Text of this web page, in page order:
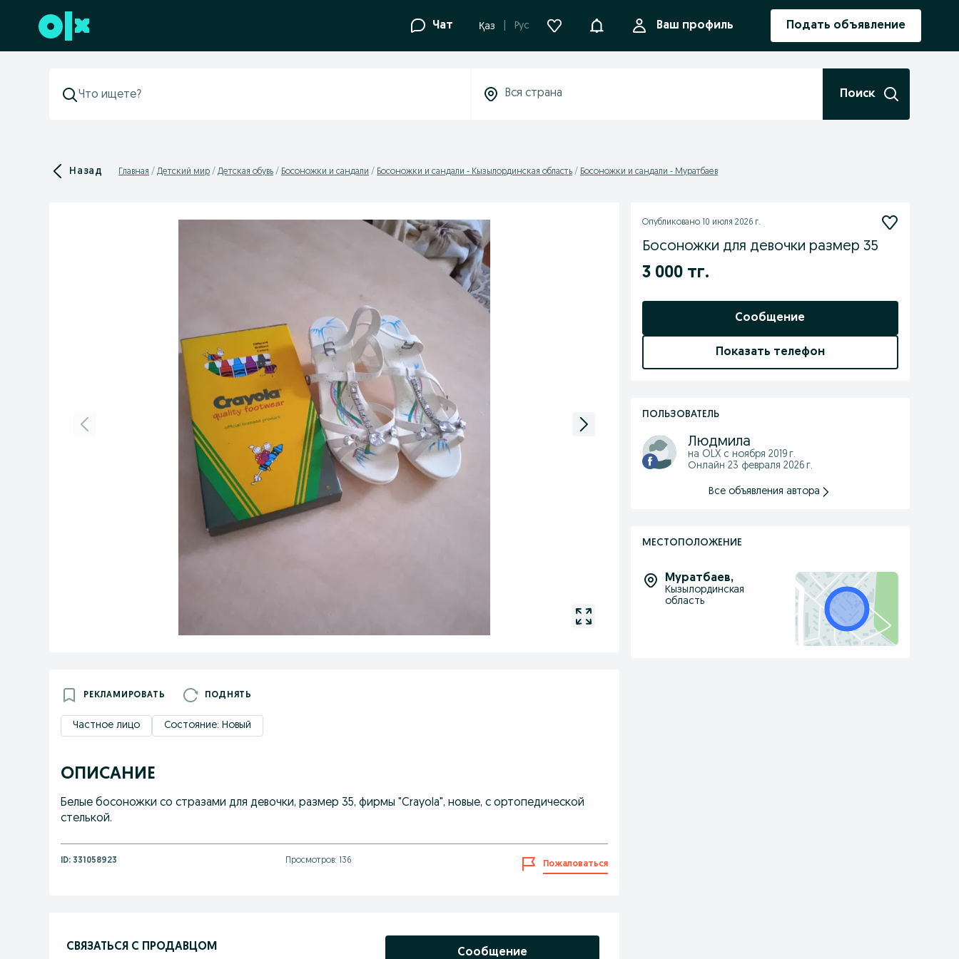
Перейти к нижнему колонтитулу Чат Қаз Рус УведомленияВаш профиль Подать объявление
Поиск
Назад Главная Детский мир Детская обувь Босоножки и сандали Босоножки и сандали - Кызылординская область Босоножки и сандали - Муратбаев
РЕКЛАМИРОВАТЬ ПОДНЯТЬ
Частное лицо Состояние: Новый
ОПИСАНИЕ
Белые босоножки со стразами для девочки, размер 35, фирмы "Crayola", новые, с ортопедической
стелькой.
ID: 331058923 Просмотров: 136 Пожаловаться
СВЯЗАТЬСЯ С ПРОДАВЦОМ
Сообщение
Опубликовано 10 июля 2026 г.
Босоножки для девочки размер 35
3 000 тг.
Сообщение
Показать телефон
ПОЛЬЗОВАТЕЛЬ
Людмила
на OLX с ноября 2019 г.
Онлайн 23 февраля 2026 г.
Все объявления автора
МЕСТОПОЛОЖЕНИЕ
Муратбаев,
Кызылординская
область